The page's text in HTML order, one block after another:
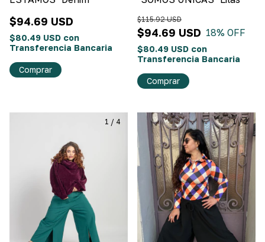
$94.69 USD
$80.49 USD con
Transferencia Bancaria
Comprar
$94.69 USD
$115.92 USD
18% OFF
$80.49 USD con
Transferencia Bancaria
Comprar
1 / 4 1/2